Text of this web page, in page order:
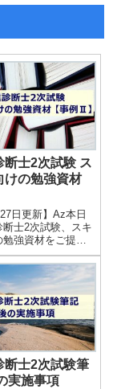
断士2次試験 ス
けの勉強資材
27日更新】Az本日
断士2次試験、スキ
勉強資材をご提供
小企業診断士2次試
践したスキマ時間
う記事の中で、電
実施できる勉強
ご紹介しました...
断士2次試験筆
実施事項